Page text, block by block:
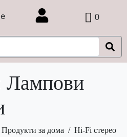
0
Лампови
за дома
Hi-Fi стерео